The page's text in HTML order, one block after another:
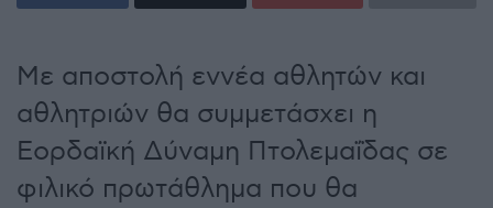
Με αποστολή εννέα αθλητών και
αθλητριών θα συμμετάσχει η
Εορδαϊκή Δύναμη Πτολεμαΐδας σε
φιλικό πρωτάθλημα που θα